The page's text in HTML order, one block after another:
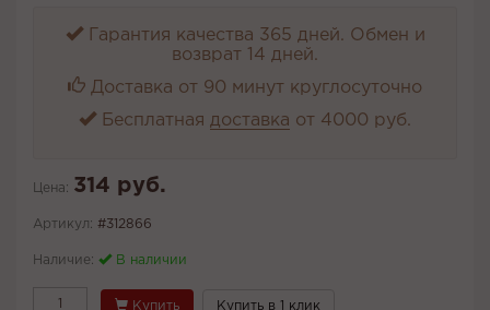
Гарантия качества 365 дней. Обмен и
возврат 14 дней.
Доставка от 90 минут круглосуточно
Бесплатная доставка от 4000 руб.
Цена: 314 руб.
Артикул: #312866
Наличие: В наличии
Купить Купить в 1 клик